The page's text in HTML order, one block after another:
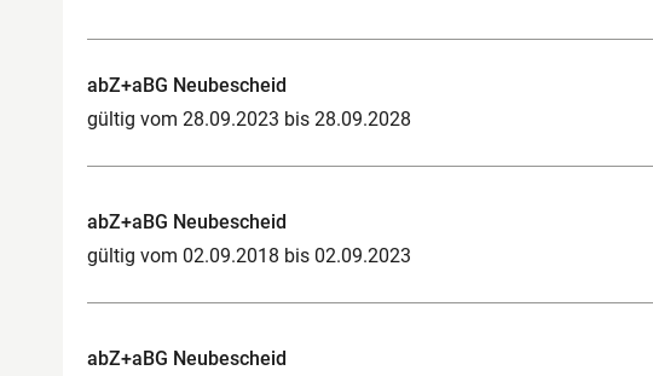
abZ+aBG Neubescheid
gültig vom 28.09.2023 bis 28.09.2028
abZ+aBG Neubescheid
gültig vom 02.09.2018 bis 02.09.2023
abZ+aBG Neubescheid